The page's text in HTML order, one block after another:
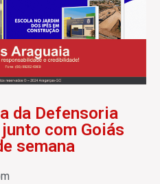
da Defensoria
com Goiás
semana